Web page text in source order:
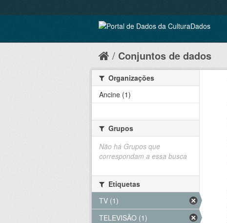
Conjuntos de dados
Organizações
Ancine (1)
Grupos
Não há Grupos que
correspondam a essa busca
Etiquetas
TV (1)
TELEVISÃO (1)